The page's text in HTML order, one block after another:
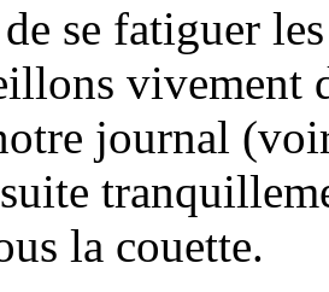
se fatiguer
vivement
journal
la couette.